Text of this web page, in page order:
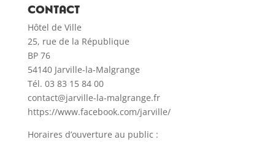
CONTACT
Hôtel de Ville
25, rue de la République
BP 76
54140 Jarville-la-Malgrange
Tél. 03 83 15 84 00
contact@jarville-la-malgrange.fr
https://www.facebook.com/jarville/
Horaires d’ouverture au public :